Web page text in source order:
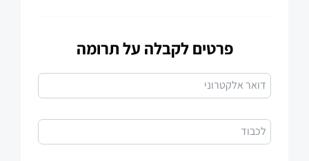
פרטים לקבלה על תרומה
דואר אלקטרוני
לכבוד